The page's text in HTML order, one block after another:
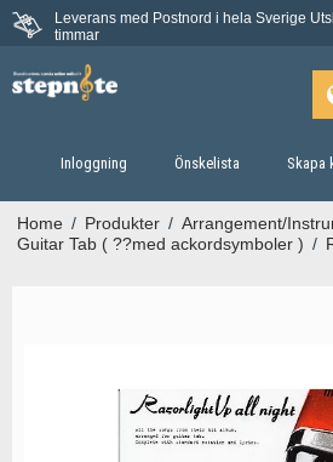
Leverans med Postnord i hela Sverige
timmar
Du har 30 dagars
Inloggning Önskelista Skapa
Home / Produkter / Arrangement/
Guitar Tab ( ??med ackordsymboler ) /